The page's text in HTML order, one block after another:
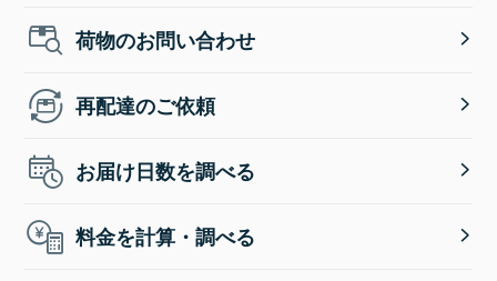
荷物のお問い合わせ
再配達のご依頼
お届け日数を調べる
料金を計算・調べる